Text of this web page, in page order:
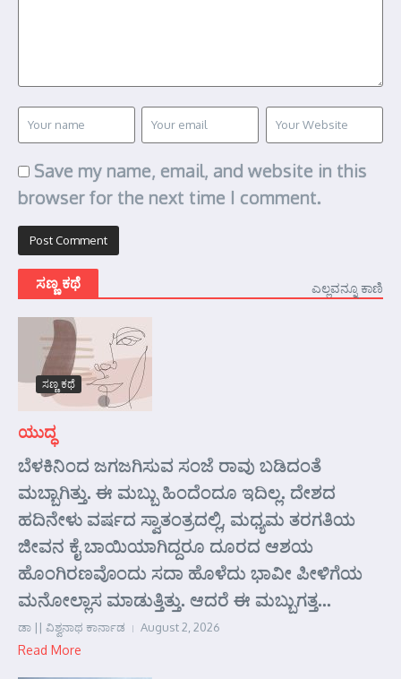
Save my name, email, and website in this
browser for the next time I comment.
ಸಣ್ಣ ಕಥೆ ಎಲ್ಲವನ್ನೂ ಕಾಣಿ
ಸಣ್ಣ ಕಥೆ
ಯುದ್ಧ
ಬೆಳಕಿನಿಂದ ಜಗಜಗಿಸುವ ಸಂಜೆ ರಾವು ಬಡಿದಂತೆ
ಮಬ್ಬಾಗಿತ್ತು. ಈ ಮಬ್ಬು ಹಿಂದೆಂದೂ ಇದಿಲ್ಲ. ದೇಶದ
ಹದಿನೇಳು ವರ್ಷದ ಸ್ವಾತಂತ್ರದಲ್ಲಿ, ಮಧ್ಯಮ ತರಗತಿಯ
ಜೀವನ ಕೈ ಬಾಯಿಯಾಗಿದ್ದರೂ ದೂರದ ಆಶಯ
ಹೊಂಗಿರಣವೊಂದು ಸದಾ ಹೊಳೆದು ಭಾವೀ ಪೀಳಿಗೆಯ
ಮನೋಲ್ಲಾಸ ಮಾಡುತ್ತಿತ್ತು. ಆದರೆ ಈ ಮಬ್ಬುಗತ್ತ...
ಡಾ || ವಿಶ್ವನಾಥ ಕಾರ್ನಾಡ August 2, 2026
Read More